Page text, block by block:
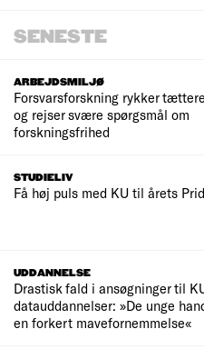
SENESTE
ARBEJDSMILJØ
Forsvarsforskning rykker
og rejser svære spørgsmål om
forskningsfrihed
STUDIELIV
Få høj puls med KU til årets
UDDANNELSE
Drastisk fald i ansøgninger til
datauddannelser: »De unge
en forkert mavefornemmelse«